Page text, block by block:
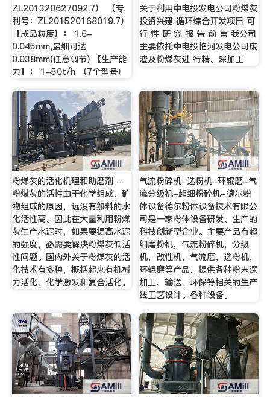
ZL201320627092.7） （专
利号：ZL201520168019.7）
【成品粒度】： 1.6-
0.045mm,最细可达
0.038mm(任意调节) 【生产能
力】： 1-50t/h （7个型号）
关于利用中电投发电公司粉煤灰
投资兴建 循环综合开发项目 可
行 性 研 究 报 告 前 言 我公司
主要依托中电投临河发电公司废
渣及粉煤灰进 行精、深加工
粉煤灰的活化机理和助磨剂 -
粉煤灰的活性由于化学组成、矿
物组成的原因，远没有熟料的水
化活性高。因此在大量利用粉煤
灰生产水泥时，如果要提高水泥
的强度，必需要解决粉煤灰低活
性问题。国内外关于粉煤灰的活
化技术有多种，概括起来有机械
力活化、化学激发和复合活化。
气流粉碎机-选粉机-环辊磨-气
流分级机-超细粉碎机-德尔粉
体设备德尔粉体设备技术有限公
司是一家粉体设备研发、生产的
科技创新型企业。主要产品有超
细磨粉机，气流粉碎机，分级
机，改性机，气流磨，选粉机，
环辊磨等产品。提供各种粉末深
加工、输送、环保等相关的生产
线工艺设计。各种设备。